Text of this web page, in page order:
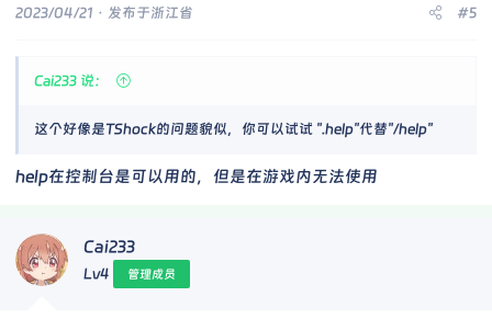
2023/04/21 · 发布于浙江省 #5
Cai233 说：
这个好像是TShock的问题貌似，你可以试试 ".help"代替"/help"
help在控制台是可以用的，但是在游戏内无法使用
Cai233
Lv4 管理成员